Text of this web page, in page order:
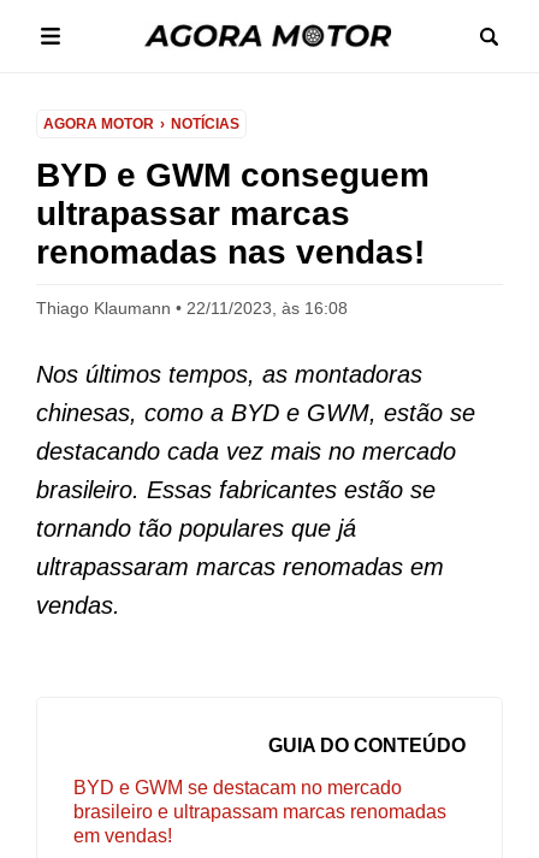
AGORA MOTOR NOTÍCIAS
BYD e GWM conseguem
ultrapassar marcas
renomadas nas vendas!
Thiago Klaumann 22/11/2023, às 16:08
Nos últimos tempos, as montadoras
chinesas, como a BYD e GWM, estão se
destacando cada vez mais no mercado
brasileiro. Essas fabricantes estão se
tornando tão populares que já
ultrapassaram marcas renomadas em
vendas.
GUIA DO CONTEÚDO
BYD e GWM se destacam no mercado
brasileiro e ultrapassam marcas renomadas
em vendas!